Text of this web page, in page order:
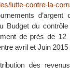
lutte-contre-la-
d’argent
Budget du
de près de 12
avril et Juin
des